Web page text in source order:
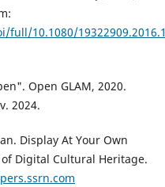
10.1080/
Open GLAM, 2020.
2024.
Display At Your Own
Digital Cultural Heritage.